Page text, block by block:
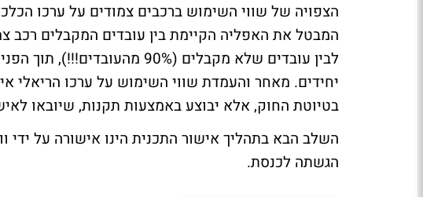
הצפויה של שווי השימוש ברכבים צמודים על ערכו
לבין עובדים שלא מקבלים (90%
יחידים. מאחר והעמדת שווי השימוש על ערכו הריאלי
בטיוטת החוק, אלא יבוצע באמצעות תקנות, שיובאו
השלב הבא בתהליך אישור התכנית הינו אישורה על ידי
הגשתה לכנסת.